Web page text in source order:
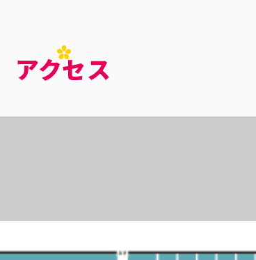
アクセス